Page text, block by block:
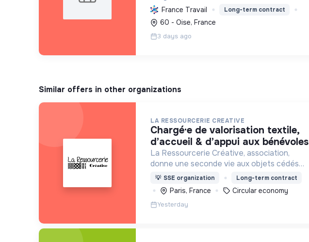
valorisation, en innovant pour une
économie 100% circulaire et créatrice
d'emplois durables.
France Travail Long-term contract
60 - Oise, France
3 days ago
Similar offers in other organizations
LA RESSOURCERIE CREATIVE
chargé·e de valorisation textile,
d’accueil & d’appui aux bénévoles
La Ressourcerie Créative, association,
donne une seconde vie aux objets cédés
par les particuliers et collectés en
entreprise. Elle participe ainsi à un autre
mode de consommation plus respectueux.
💡 SSE organization Long-term contract
Paris, France Circular economy
Yesterday